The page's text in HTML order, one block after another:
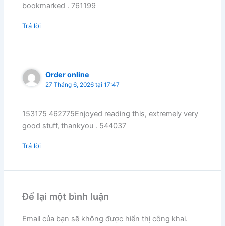
bookmarked . 761199
Trả lời
Order online
27 Tháng 6, 2026 tại 17:47
153175 462775Enjoyed reading this, extremely very
good stuff, thankyou . 544037
Trả lời
Để lại một bình luận
Email của bạn sẽ không được hiển thị công khai.